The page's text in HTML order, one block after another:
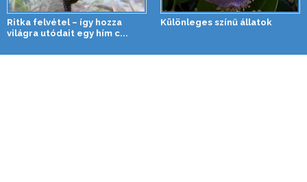
Ritka felvétel – így hozza
világra utódait egy hím c...
Különleges színű állatok